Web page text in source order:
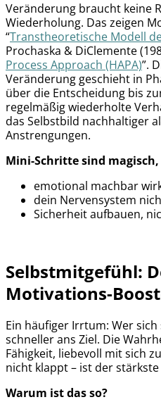
Veränderung braucht keine
Wiederholung. Das zeigen
“Transtheoretische Modell
Prochaska & DiClemente
Process Approach (HAPA)”.
Veränderung geschieht in
über die Entscheidung bis
regelmäßig wiederholte
das Selbstbild nachhaltiger
Anstrengungen.
Mini-Schritte sind
emotional machbar
dein Nervensystem
Sicherheit aufbauen,
Selbstmitgefühl:
Motivations-
Ein häufiger Irrtum: Wer
schneller ans Ziel. Die
Fähigkeit, liebevoll mit sich
nicht klappt – ist der
Warum ist das so?